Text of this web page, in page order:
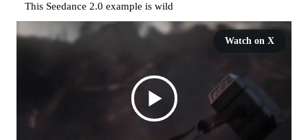
This Seedance 2.0 example is wild
Watch on X